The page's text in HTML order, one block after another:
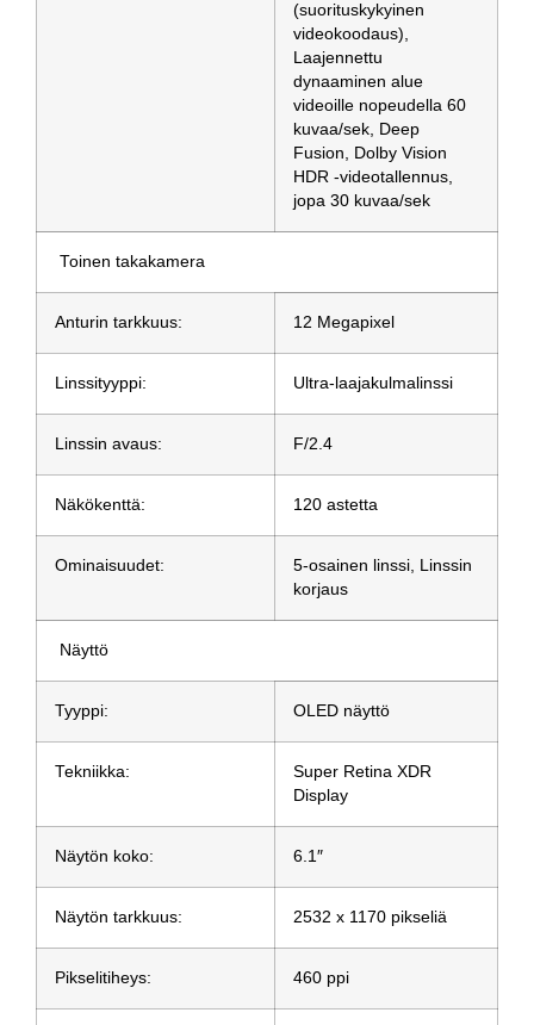
(suorituskykyinen
videokoodaus),
Laajennettu
dynaaminen alue
videoille nopeudella 60
kuvaa/sek, Deep
Fusion, Dolby Vision
HDR -videotallennus,
jopa 30 kuvaa/sek
Toinen takakamera
Anturin tarkkuus: 12 Megapixel
Linssityyppi: Ultra-laajakulmalinssi
Linssin avaus: F/2.4
Näkökenttä: 120 astetta
Ominaisuudet:
5-osainen linssi, Linssin
korjaus
Näyttö
Tyyppi: OLED näyttö
Tekniikka:
Super Retina XDR
Display
Näytön koko: 6.1″
Näytön tarkkuus: 2532 x 1170 pikseliä
Pikselitiheys: 460 ppi